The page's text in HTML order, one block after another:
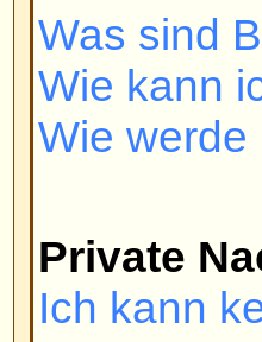
registrieren,
Sie vom